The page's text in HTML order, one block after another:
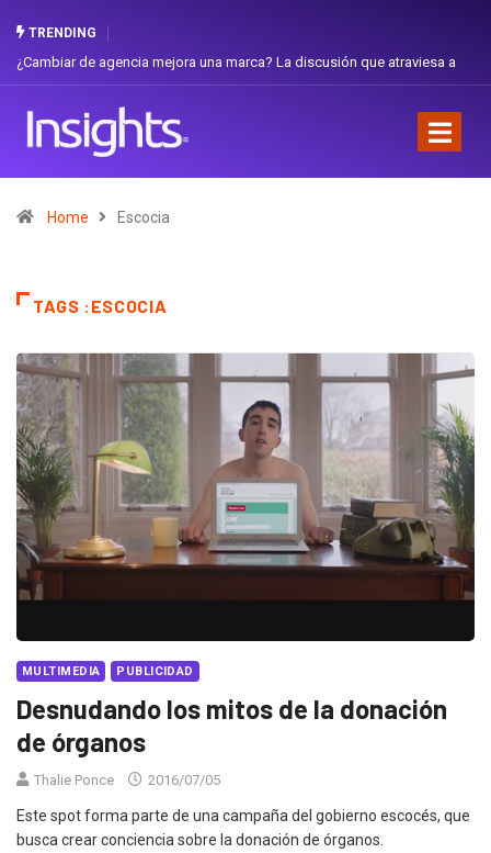
TRENDING
¿Cambiar de agencia mejora una marca? La discusión que atraviesa a
Home Escocia
TAGS :ESCOCIA
MULTIMEDIA PUBLICIDAD
Desnudando los mitos de la donación
de órganos
Thalie Ponce 2016/07/05
Este spot forma parte de una campaña del gobierno escocés, que
busca crear conciencia sobre la donación de órganos.